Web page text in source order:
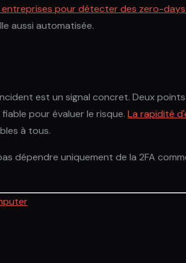
pour détecter des zero-
aussi automatisée.
est un signal concret. Deux
pour évaluer le risque. La rapidité
à tous.
dépendre uniquement de la 2FA